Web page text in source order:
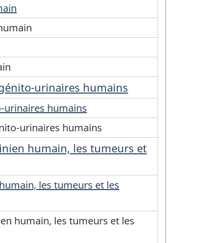
urinaires humains
urinaires humains
urinaires humains
humain, les tumeurs et
les tumeurs et les
humain, les tumeurs et les